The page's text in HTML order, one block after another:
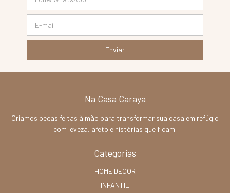
Na Casa Caraya
Criamos peças feitas à mão para transformar sua casa em refúgio
com leveza, afeto e histórias que ficam.
Categorias
HOME DECOR
INFANTIL